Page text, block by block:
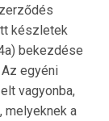
készletek
bekezdése
egyéni
vagyonba,
melyeknek a